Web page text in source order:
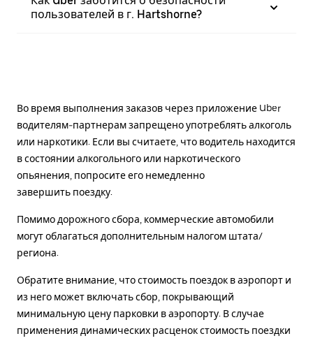
пользователей в г. Hartshorne?
Во время выполнения заказов через приложение Uber
водителям-партнерам запрещено употреблять алкоголь
или наркотики. Если вы считаете, что водитель находится
в состоянии алкогольного или наркотического
опьянения, попросите его немедленно
завершить поездку.
Помимо дорожного сбора, коммерческие автомобили
могут облагаться дополнительным налогом штата/
региона.
Обратите внимание, что стоимость поездок в аэропорт и
из него может включать сбор, покрывающий
минимальную цену парковки в аэропорту. В случае
применения динамических расценок стоимость поездки